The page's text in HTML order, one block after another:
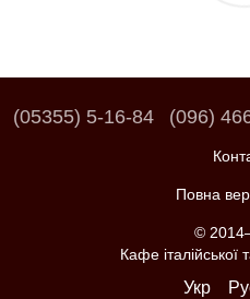
(05355) 5-16-84 (096)
Повна
©
Кафе італійської
Укр